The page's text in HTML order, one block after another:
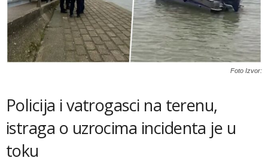
Foto Izvor:
Policija i vatrogasci na terenu,
istraga o uzrocima incidenta je u
toku